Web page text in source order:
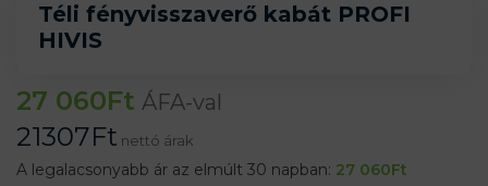
Téli fényvisszaverő kabát PROFI
HIVIS
27 060Ft ÁFA-val
21307Ft nettó árak
A legalacsonyabb ár az elmúlt 30 napban: 27 060Ft